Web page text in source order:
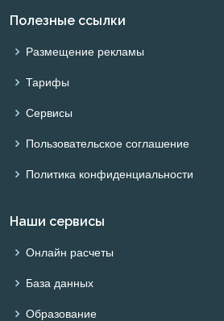
Полезные ссылки
Размещение рекламы
Тарифы
Сервисы
Пользовательское соглашение
Политика конфиденциальности
Наши сервисы
Онлайн расчеты
База данных
Образование